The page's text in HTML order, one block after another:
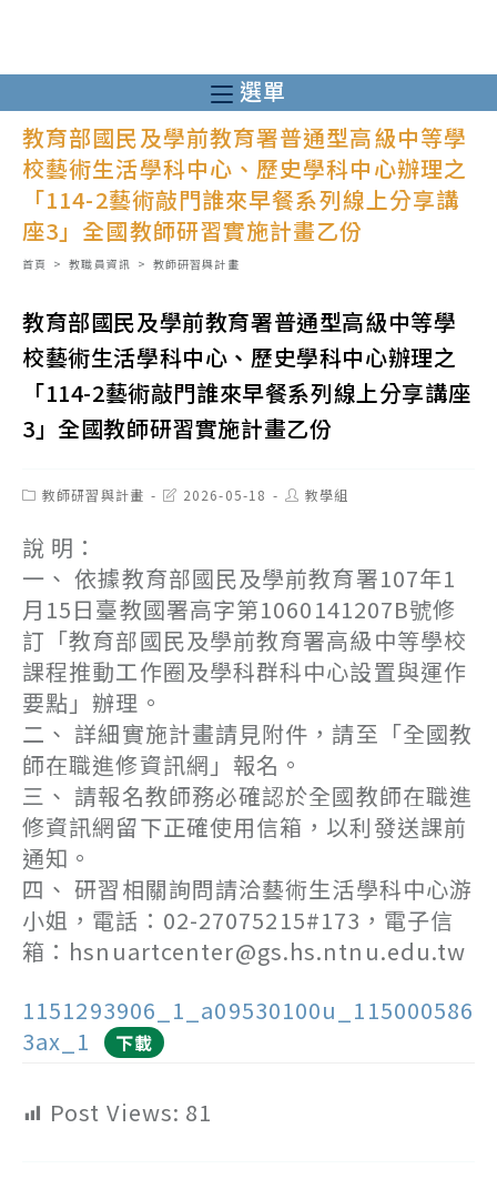
至
主
要
選單
教育部國民及學前教育署普通型高級中等學
校藝術生活學科中心、歷史學科中心辦理之
「114-2藝術敲門誰來早餐系列線上分享講
座3」全國教師研習實施計畫乙份
首頁 > 教職員資訊 > 教師研習與計畫
教育部國民及學前教育署普通型高級中等學
校藝術生活學科中心、歷史學科中心辦理之
「114-2藝術敲門誰來早餐系列線上分享講座
3」全國教師研習實施計畫乙份
Post教師研習與計畫
Post2026-05-18
Post教學組
說 明：
一、 依據教育部國民及學前教育署107年1
月15日臺教國署高字第1060141207B號修
訂「教育部國民及學前教育署高級中等學校
課程推動工作圈及學科群科中心設置與運作
要點」辦理。
二、 詳細實施計畫請見附件，請至「全國教
師在職進修資訊網」報名。
三、 請報名教師務必確認於全國教師在職進
修資訊網留下正確使用信箱，以利發送課前
通知。
四、 研習相關詢問請洽藝術生活學科中心游
小姐，電話：02-27075215#173，電子信
箱：hsnuartcenter@gs.hs.ntnu.edu.tw
1151293906_1_a09530100u_115000586
3ax_1
下載
Post Views: 81